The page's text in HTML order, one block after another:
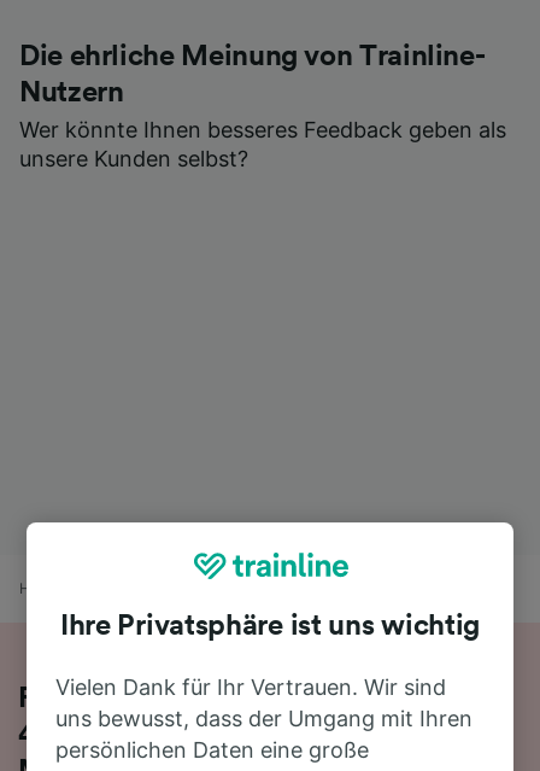
Die ehrliche Meinung von Trainline-
Nutzern
Wer könnte Ihnen besseres Feedback geben als
unsere Kunden selbst?
Home
Reisen Sie mit dem Zug in 2 Stunden
47 Minuten von Hamm (Westf) nach
Ihre Privatsphäre ist uns wichtig
Vielen Dank für Ihr Vertrauen. Wir sind
uns bewusst, dass der Umgang mit Ihren
persönlichen Daten eine große